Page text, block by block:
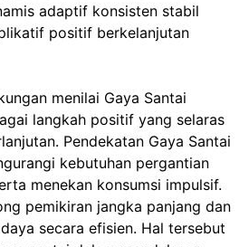
adaptif konsisten stabil
positif berkelanjutan
menilai Gaya Santai
langkah positif yang selaras
Pendekatan Gaya Santai
kebutuhan pergantian
menekan konsumsi impulsif.
pemikiran jangka panjang dan
secara efisien. Hal tersebut